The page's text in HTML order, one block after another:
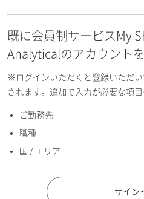
お名前フリガナ（名）
E-mailアドレス（半角英数）
国 / エリア
既に会員制サービスMy
Analyticalのアカウント
※ログインいただくと登録いただ
されます。追加で入力が必要な項目
ご勤務先
職種
国 / エリア
サイン